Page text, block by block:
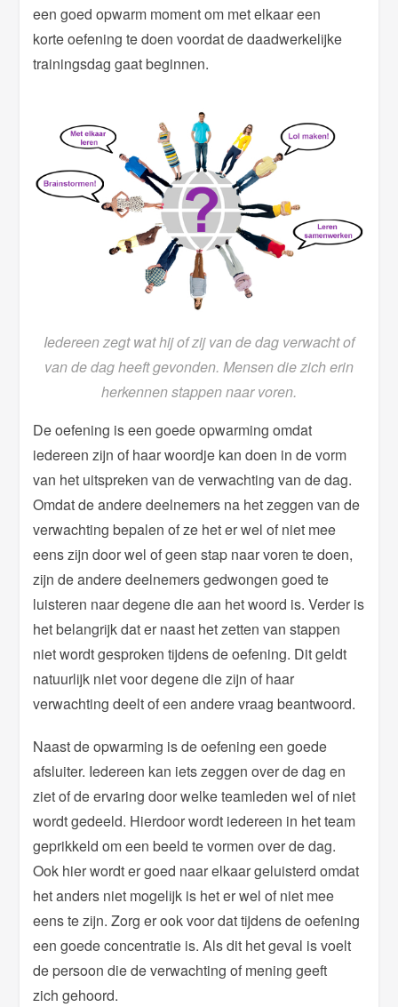
een goed opwarm moment om met elkaar een
korte oefening te doen voordat de daadwerkelijke
trainingsdag gaat beginnen.
Iedereen zegt wat hij of zij van de dag verwacht of
van de dag heeft gevonden. Mensen die zich erin
herkennen stappen naar voren.
De oefening is een goede opwarming omdat
iedereen zijn of haar woordje kan doen in de vorm
van het uitspreken van de verwachting van de dag.
Omdat de andere deelnemers na het zeggen van de
verwachting bepalen of ze het er wel of niet mee
eens zijn door wel of geen stap naar voren te doen,
zijn de andere deelnemers gedwongen goed te
luisteren naar degene die aan het woord is. Verder is
het belangrijk dat er naast het zetten van stappen
niet wordt gesproken tijdens de oefening. Dit geldt
natuurlijk niet voor degene die zijn of haar
verwachting deelt of een andere vraag beantwoord.
Naast de opwarming is de oefening een goede
afsluiter. Iedereen kan iets zeggen over de dag en
ziet of de ervaring door welke teamleden wel of niet
wordt gedeeld. Hierdoor wordt iedereen in het team
geprikkeld om een beeld te vormen over de dag.
Ook hier wordt er goed naar elkaar geluisterd omdat
het anders niet mogelijk is het er wel of niet mee
eens te zijn. Zorg er ook voor dat tijdens de oefening
een goede concentratie is. Als dit het geval is voelt
de persoon die de verwachting of mening geeft
zich gehoord.